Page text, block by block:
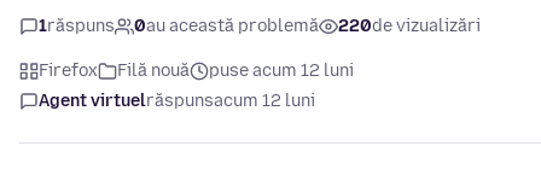
1răspuns 0au această problemă 220de vizualizări
Firefox Filă nouă
puse acum 12 luni
Agent virtuelrăspunsacum 12 luni